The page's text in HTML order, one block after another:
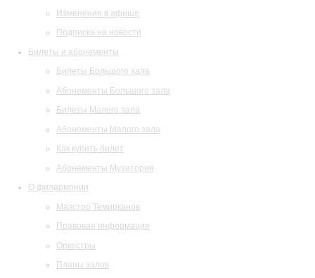
Изменения в афише
Подписка на новости
Билеты и абонементы
Билеты Большого зала
Абонементы Большого зала
Билеты Малого зала
Абонементы Малого зала
Как купить билет
Абонементы Музитория
О филармонии
Маэстро Темирканов
Правовая информация
Оркестры
Планы залов